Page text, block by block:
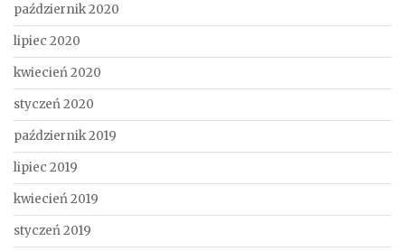
październik 2020
lipiec 2020
kwiecień 2020
styczeń 2020
październik 2019
lipiec 2019
kwiecień 2019
styczeń 2019